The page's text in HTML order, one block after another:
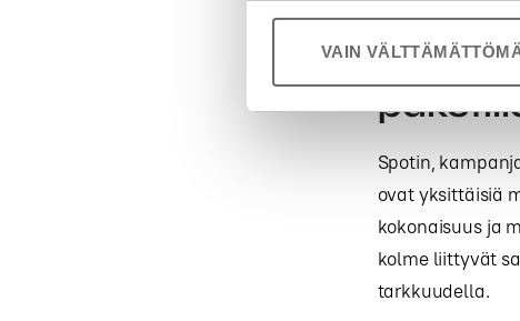
VAIN
Mitä
Spotin,
ovat yksittäisiä
kokonaisuus ja
kolme liittyvät
tarkkuudella.